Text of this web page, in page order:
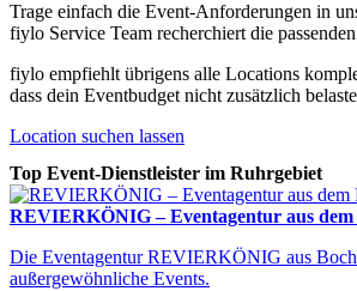
Trage einfach die Event-Anforderungen in
fiylo Service Team recherchiert die
fiylo empfiehlt übrigens alle Locations
dass dein Eventbudget nicht zusätzlich
Location suchen lassen
Top Event-Dienstleister im Ruhrgebiet
REVIERKÖNIG – Eventagentur aus dem
Die Eventagentur REVIERKÖNIG aus
außergewöhnliche Events.